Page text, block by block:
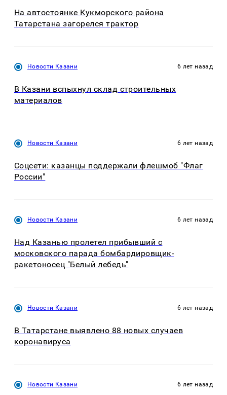
На автостоянке Кукморского района
Татарстана загорелся трактор
Новости Казани 6 лет назад
В Казани вспыхнул склад строительных
материалов
Новости Казани 6 лет назад
Соцсети: казанцы поддержали флешмоб "Флаг
России"
Новости Казани 6 лет назад
Над Казанью пролетел прибывший с
московского парада бомбардировщик-
ракетоносец "Белый лебедь"
Новости Казани 6 лет назад
В Татарстане выявлено 88 новых случаев
коронавируса
Новости Казани 6 лет назад